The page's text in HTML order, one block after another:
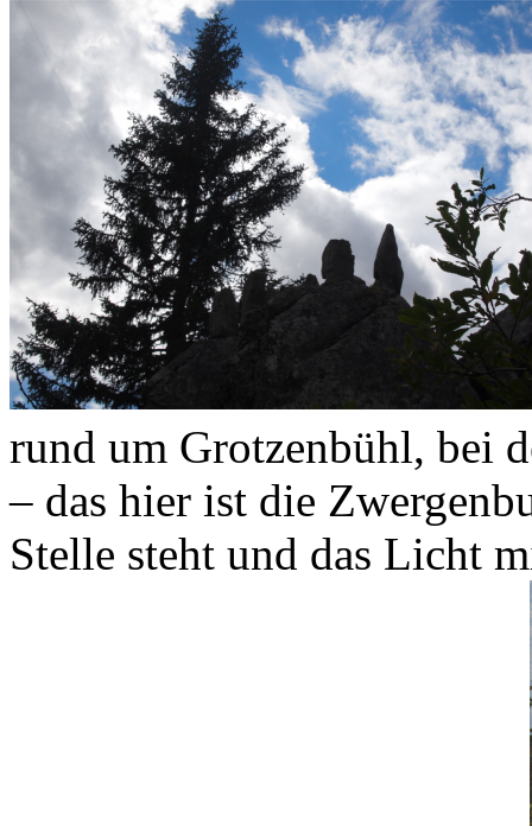
rund um Grotzenbühl, bei
– das hier ist die
Stelle steht und das Licht